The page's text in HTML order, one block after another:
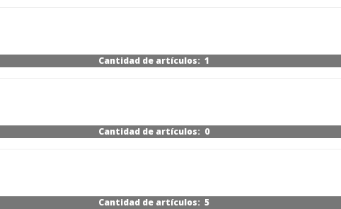
Cantidad de artículos: 1
Cantidad de artículos: 0
Cantidad de artículos: 5